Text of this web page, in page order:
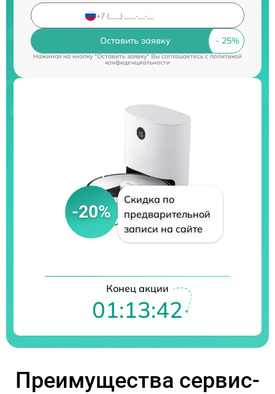
Оставить заявку
Нажимая на кнопку "Оставить заявку" Вы соглашаетесь cполитикой
конфиденциальности
-20%
Скидка по
предварительной
записи на сайте
Конец акции
01:13:41
Преимущества сервис-